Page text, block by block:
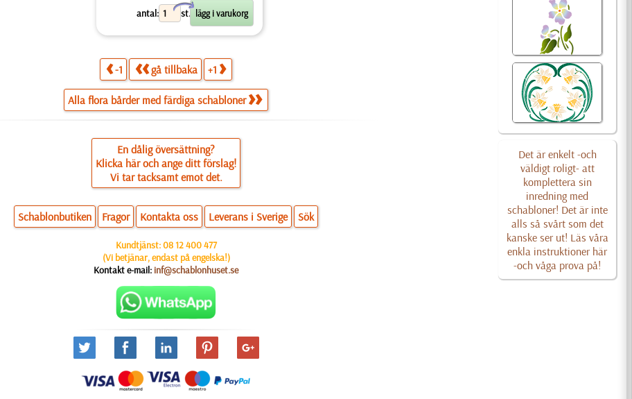
Det är enkelt -och
väldigt roligt- att
komplettera sin
inredning med
schabloner! Det är inte
alls så svårt som det
kanske ser ut! Läs våra
enkla instruktioner här
-och våga prova på!
antal: st.
X
-1 gå tillbaka +1
Alla flora bårder med färdiga schabloner
En dålig översättning?
Klicka här och ange ditt förslag!
Vi tar tacksamt emot det.
Schablonbutiken Fragor Kontakta oss Leverans i Sverige Sök
Kundtjänst:08 12 400 477
(Vi betjänar, endast på engelska!)
Kontakt e-mail: inf@schablonhuset.se